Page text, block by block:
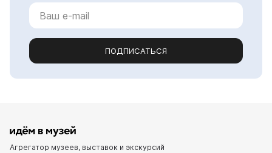
ПОДПИСАТЬСЯ
Агрегатор музеев, выставок и экскурсий